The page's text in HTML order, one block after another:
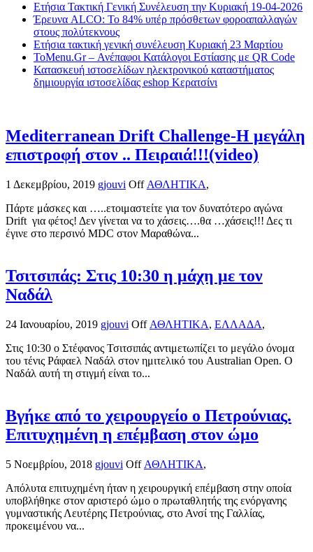
Ετήσια Τακτική Γενική Συνέλευση την Κυριακή 19-04-2026
Έρευνα ALCO: Το 84% υπέρ πρόσθετων φοροαπαλλαγών
στους πολύτεκνους
Ετήσια τακτική γενική συνέλευση Κυριακή 23 Μαρτίου
ToMenu.Gr – Ανέπαφοι Κατάλογοι Εστίασης με QR Code
Κατασκευή ιστοσελίδων ηλεκτρονικού καταστήματος
δημιουργία ιστοσελίδας eshop Κερατσίνι
Mediterranean Drift Challenge-Η μεγάλη
επιστροφή στον .. Πειραιά!!!(video)
1 Δεκεμβρίου, 2019 gjouvi Off ΑΘΛΗΤΙΚΑ,
Πάρτε μάσκες και …..ετοιμαστείτε για τον δυνατότερο αγώνα
Drift για φέτος! Δεν γίνεται να το χάσεις….θα …χάσεις!!! Δες τι
έγινε στο περσινό MDC στον Μαραθώνα...
Τσιτσιπάς: Στις 10:30 η μάχη με τον
Ναδάλ
24 Ιανουαρίου, 2019 gjouvi Off ΑΘΛΗΤΙΚΑ, ΕΛΛΑΔΑ,
Στις 10:30 ο Στέφανος Τσιτσιπάς αντιμετωπίζει το μεγάλο όνομα
του τένις Ράφαελ Ναδάλ στον ημιτελικό του Australian Open. Ο
Ναδάλ αυτή τη στιγμή είναι το...
Βγήκε από το χειρουργείο ο Πετρούνιας.
Επιτυχημένη η επέμβαση στον ώμο
5 Νοεμβρίου, 2018 gjouvi Off ΑΘΛΗΤΙΚΑ,
Απόλυτα επιτυχημένη ήταν η χειρουργική επέμβαση στην οποία
υποβλήθηκε στον αριστερό ώμο ο πρωταθλητής της ενόργανης
γυμναστικής Λευτέρης Πετρούνιας, στο Ανσί της Γαλλίας,
προκειμένου να...